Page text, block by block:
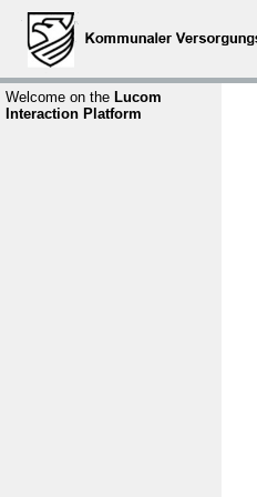
Welcome on the Lucom
Interaction Platform